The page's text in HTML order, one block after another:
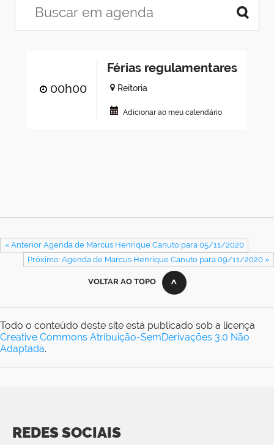
00h00
Férias regulamentares
Reitoria
Adicionar ao meu calendário
« Anterior Agenda de Marcus Henrique Canuto para 05/11/2020
Próximo: Agenda de Marcus Henrique Canuto para 09/11/2020 »
VOLTAR AO TOPO
Todo o conteúdo deste site está publicado sob a licença
Creative Commons Atribuição-SemDerivações 3.0 Não
Adaptada.
REDES SOCIAIS